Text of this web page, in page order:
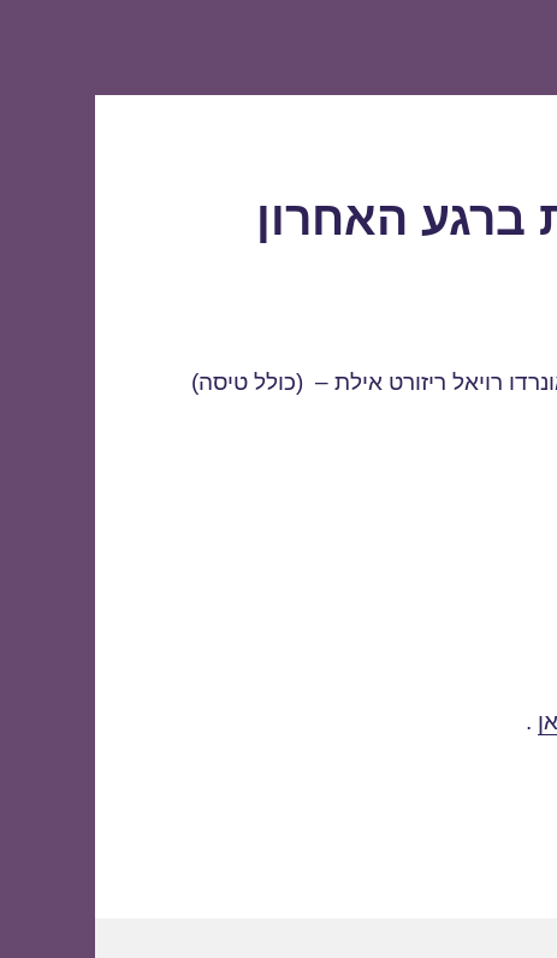
ברגע האחרון
רויאל ריזורט אילת – (כולל טיסה)
.